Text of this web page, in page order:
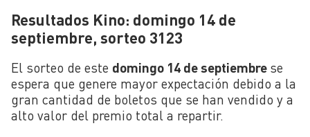
Resultados Kino: domingo 14 de
septiembre, sorteo 3123
El sorteo de este domingo 14 de septiembre se
espera que genere mayor expectación debido a la
gran cantidad de boletos que se han vendido y a
alto valor del premio total a repartir.